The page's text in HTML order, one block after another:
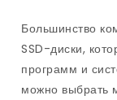
Большинство
SSD-диски,
программ и
можно выбрать